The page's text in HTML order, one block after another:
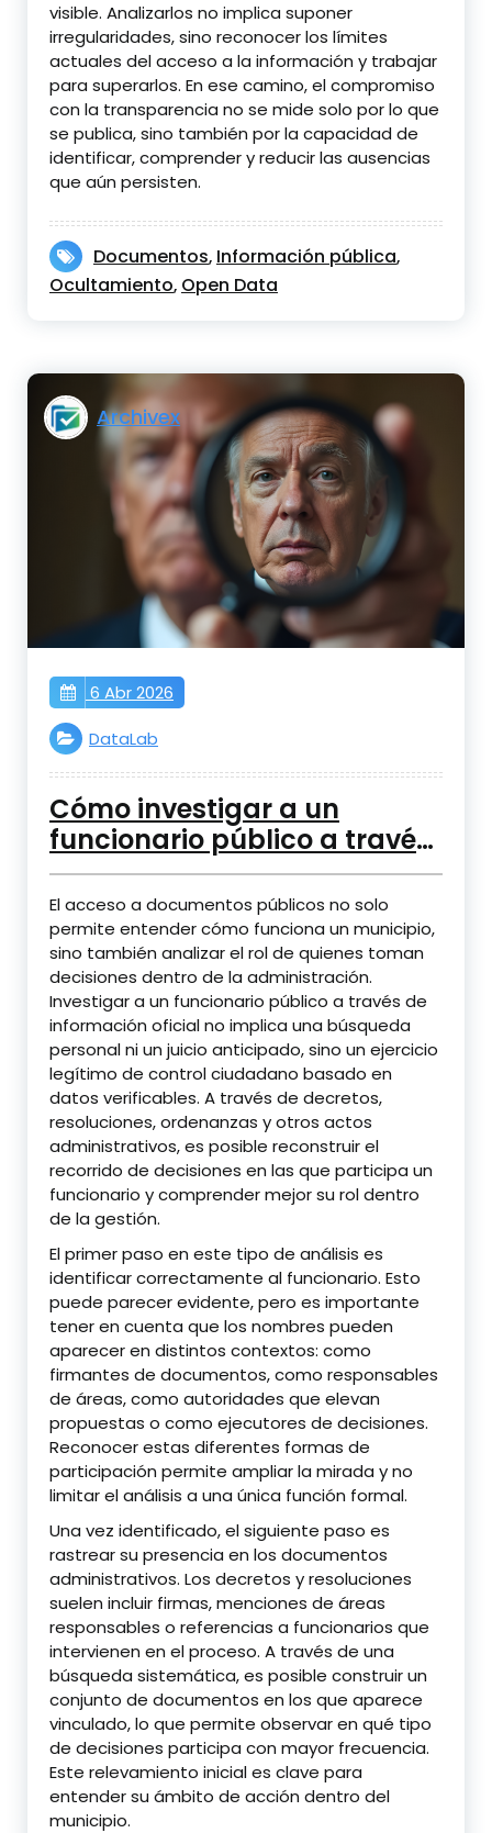
visible. Analizarlos no implica suponer
irregularidades, sino reconocer los límites
actuales del acceso a la información y trabajar
para superarlos. En ese camino, el compromiso
con la transparencia no se mide solo por lo que
se publica, sino también por la capacidad de
identificar, comprender y reducir las ausencias
que aún persisten.
Documentos, Información pública,
Ocultamiento, Open Data
Archivex
6 Abr 2026
DataLab
Cómo investigar a un
funcionario público a través
de documentos oficiales
El acceso a documentos públicos no solo
permite entender cómo funciona un municipio,
sino también analizar el rol de quienes toman
decisiones dentro de la administración.
Investigar a un funcionario público a través de
información oficial no implica una búsqueda
personal ni un juicio anticipado, sino un ejercicio
legítimo de control ciudadano basado en
datos verificables. A través de decretos,
resoluciones, ordenanzas y otros actos
administrativos, es posible reconstruir el
recorrido de decisiones en las que participa un
funcionario y comprender mejor su rol dentro
de la gestión.
El primer paso en este tipo de análisis es
identificar correctamente al funcionario. Esto
puede parecer evidente, pero es importante
tener en cuenta que los nombres pueden
aparecer en distintos contextos: como
firmantes de documentos, como responsables
de áreas, como autoridades que elevan
propuestas o como ejecutores de decisiones.
Reconocer estas diferentes formas de
participación permite ampliar la mirada y no
limitar el análisis a una única función formal.
Una vez identificado, el siguiente paso es
rastrear su presencia en los documentos
administrativos. Los decretos y resoluciones
suelen incluir firmas, menciones de áreas
responsables o referencias a funcionarios que
intervienen en el proceso. A través de una
búsqueda sistemática, es posible construir un
conjunto de documentos en los que aparece
vinculado, lo que permite observar en qué tipo
de decisiones participa con mayor frecuencia.
Este relevamiento inicial es clave para
entender su ámbito de acción dentro del
municipio.